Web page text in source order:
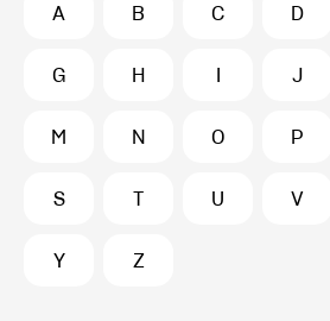
A B C D
G H I J
M N O P
S T U V
Y Z